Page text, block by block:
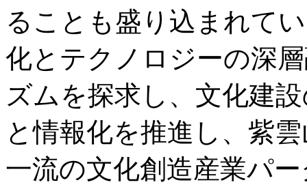
ることも盛り込まれて
化とテクノロジーの深
ズムを探求し、文化建
と情報化を推進し、紫
一流の文化創造産業パ